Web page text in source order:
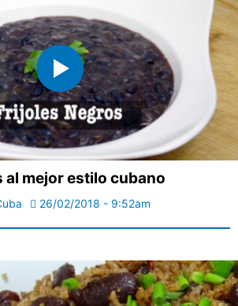
al mejor estilo cubano
26/02/2018 - 9:52am